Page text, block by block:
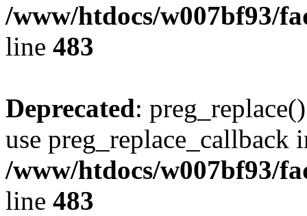
/www/htdocs/w007bf93/
line 483
Deprecated:
use preg_replace_callback
/www/htdocs/w007bf93/
line 483